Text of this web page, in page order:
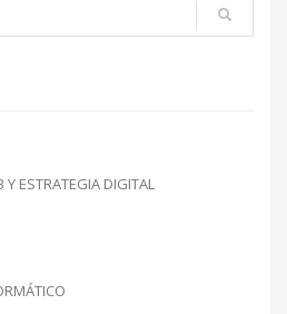
ESTRATEGIA DIGITAL